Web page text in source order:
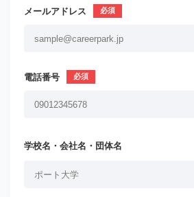
メールアドレス
電話番号
学校名・会社名・団体名